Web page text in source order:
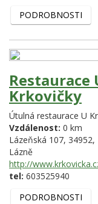
PODROBNOSTI
Restaurace
Krkovičky
Útulná restaurace U
Vzdálenost: 0 km
Lázeňská 107, 34952,
Lázně
http://
tel: 603525940
PODROBNOSTI